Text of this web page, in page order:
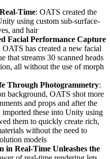
Time: OATS created the
using custom sub-surface-
and hair
Facial Performance Capture
OATS has created a new facial
that streams 30 scanned heads
all without the use of morph
Through Photogrammetry:
background, OATS shot more
and props and after the
these into Unity using
them to quickly create rich,
without the need to
models
in Real-Time Unleashes the